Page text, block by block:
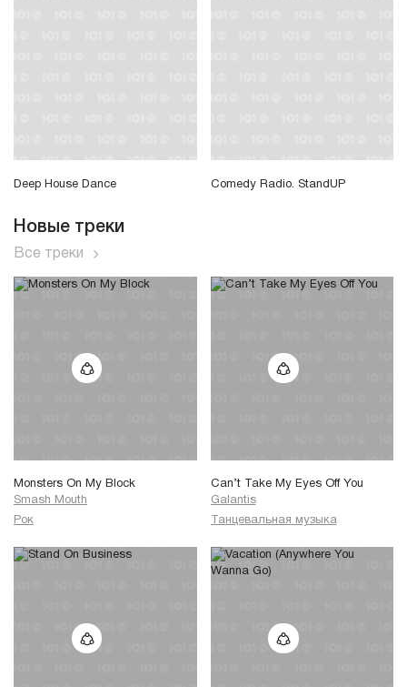
Deep House Dance Comedy Radio. StandUP
Новые треки
Все треки
Monsters On My Block
Smash Mouth
Рок
Can’t Take My Eyes Off You
Galantis
Танцевальная музыка